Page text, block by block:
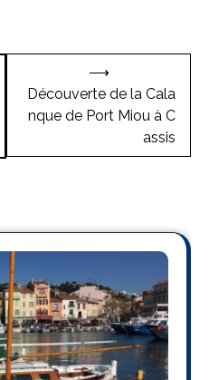
Découverte de la Cala
nque de Port Miou à C
assis
⟶